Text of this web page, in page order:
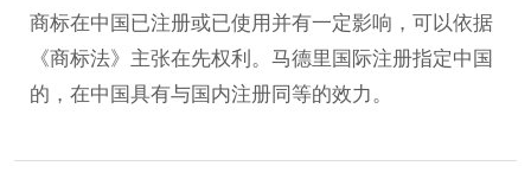
商标在中国已注册或已使用并有一定影响，可以依据
《商标法》主张在先权利。马德里国际注册指定中国
的，在中国具有与国内注册同等的效力。